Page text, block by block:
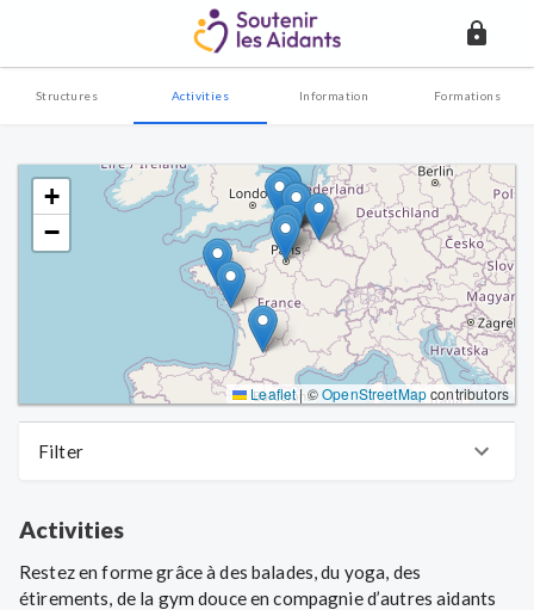
Structures Activities Information Formations
+
−
Leaflet |©OpenStreetMapcontributors
Filter
Activities
Restez en forme grâce à des balades, du yoga, des
étirements, de la gym douce en compagnie d’autres aidants